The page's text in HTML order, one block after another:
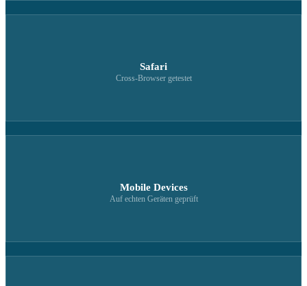
Safari
Cross-Browser getestet
Mobile Devices
Auf echten Geräten geprüft